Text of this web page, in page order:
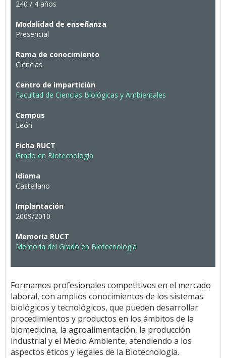
240 / 4 años
Modalidad de enseñanza
Presencial
Rama de conocimiento
Ciencias
Centro de impartición
Facultad de Ciencias Biológicas y Ambientales
Campus
León
Ficha RUCT
Grado en Biotecnología
Idioma
Castellano
Implantación
2009/2010
Memoria RUCT
Memoria del Grado en Biotecnología
Formamos profesionales competitivos en el mercado
laboral, con amplios conocimientos de los sistemas
biológicos y tecnológicos, que pueden desarrollar
procedimientos y productos en los ámbitos de la
biomedicina, la agroalimentación, la producción
industrial y el Medio Ambiente, atendiendo a los
aspectos éticos y legales de la Biotecnología.